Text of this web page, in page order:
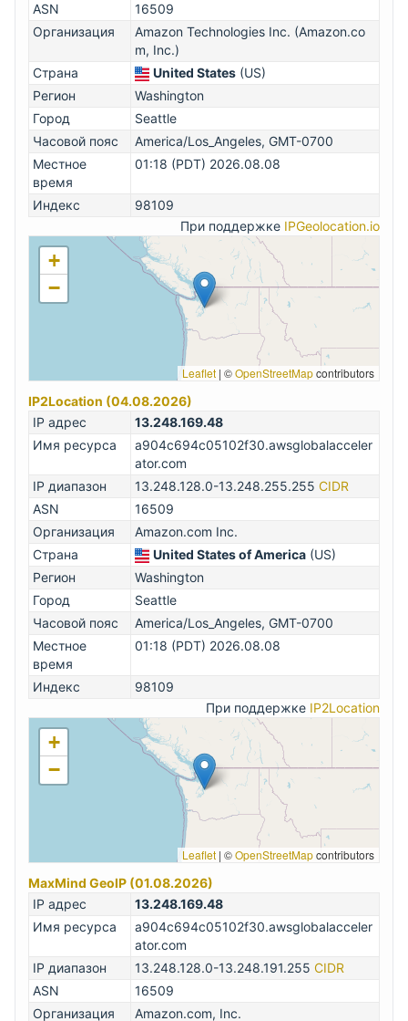
ASN
16509
Организация
Amazon Technologies Inc. (Amazon.co
m, Inc.)
Страна
United States (US)
Регион
Washington
Город
Seattle
Часовой пояс
America/Los_Angeles, GMT-0700
Местное
время
01:18 (PDT) 2026.08.08
Индекс
98109
При поддержке IPGeolocation.io
+
−
Leaflet | ©OpenStreetMapcontributors
IP2Location (04.08.2026)
IP адрес
13.248.169.48
Имя ресурса
a904c694c05102f30.awsglobalacceler
ator.com
IP диапазон
13.248.128.0-13.248.255.255 CIDR
ASN
16509
Организация
Amazon.com Inc.
Страна
United States of America (US)
Регион
Washington
Город
Seattle
Часовой пояс
America/Los_Angeles, GMT-0700
Местное
время
01:18 (PDT) 2026.08.08
Индекс
98109
При поддержке IP2Location
+
−
Leaflet | ©OpenStreetMapcontributors
MaxMind GeoIP (01.08.2026)
IP адрес
13.248.169.48
Имя ресурса
a904c694c05102f30.awsglobalacceler
ator.com
IP диапазон
13.248.128.0-13.248.191.255 CIDR
ASN
16509
Организация
Amazon.com, Inc.